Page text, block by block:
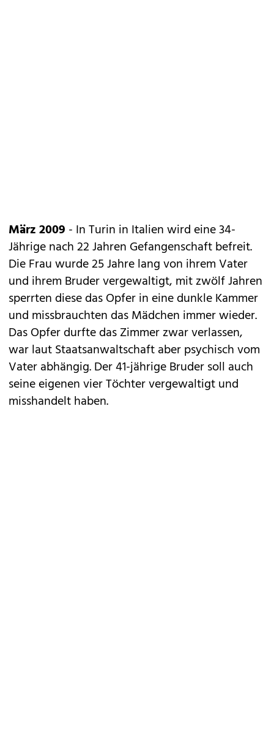
März 2009 - In Turin in Italien wird eine 34-
Jährige nach 22 Jahren Gefangenschaft befreit.
Die Frau wurde 25 Jahre lang von ihrem Vater
und ihrem Bruder vergewaltigt, mit zwölf Jahren
sperrten diese das Opfer in eine dunkle Kammer
und missbrauchten das Mädchen immer wieder.
Das Opfer durfte das Zimmer zwar verlassen,
war laut Staatsanwaltschaft aber psychisch vom
Vater abhängig. Der 41-jährige Bruder soll auch
seine eigenen vier Töchter vergewaltigt und
misshandelt haben.